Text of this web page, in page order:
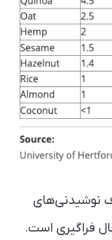
نوشیدنی‌های
فراگیری است.